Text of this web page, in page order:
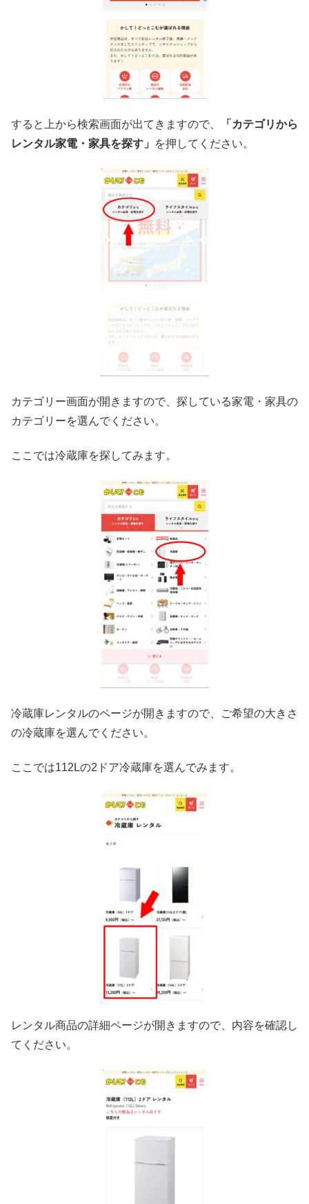
すると上から検索画面が出てきますので、
「カテゴリから
レンタル家電・家具を探す」
を押してください。
カテゴリー画面が開きますので、探している家電・家具の
カテゴリーを選んでください。
ここでは冷蔵庫を探してみます。
冷蔵庫レンタルのページが開きますので、ご希望の大きさ
の冷蔵庫を選んでください。
ここでは112Lの2ドア冷蔵庫を選んでみます。
レンタル商品の詳細ページが開きますので、内容を確認し
てください。